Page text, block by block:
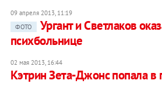
09 апреля 2013, 11:19
ФОТО
Ургант и Светлаков
психбольнице
02 мая 2013, 16:44
Кэтрин Зета-Джонс попала в